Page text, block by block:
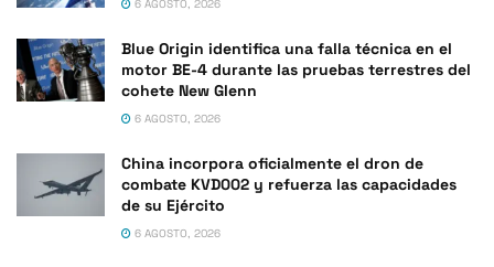
6 AGOSTO, 2026
Blue Origin identifica una falla técnica en el
motor BE-4 durante las pruebas terrestres del
cohete New Glenn
6 AGOSTO, 2026
China incorpora oficialmente el dron de
combate KVD002 y refuerza las capacidades
de su Ejército
6 AGOSTO, 2026